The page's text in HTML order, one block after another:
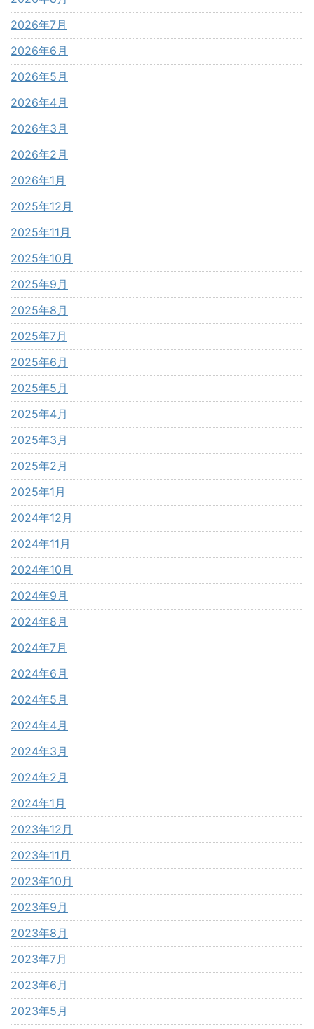
2026年7月
2026年6月
2026年5月
2026年4月
2026年3月
2026年2月
2026年1月
2025年12月
2025年11月
2025年10月
2025年9月
2025年8月
2025年7月
2025年6月
2025年5月
2025年4月
2025年3月
2025年2月
2025年1月
2024年12月
2024年11月
2024年10月
2024年9月
2024年8月
2024年7月
2024年6月
2024年5月
2024年4月
2024年3月
2024年2月
2024年1月
2023年12月
2023年11月
2023年10月
2023年9月
2023年8月
2023年7月
2023年6月
2023年5月